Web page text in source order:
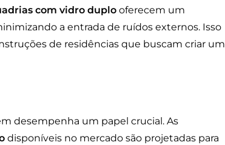
com vidro duplo oferecem um
a entrada de ruídos externos. Isso
de residências que buscam criar um
desempenha um papel crucial. As
disponíveis no mercado são projetadas para